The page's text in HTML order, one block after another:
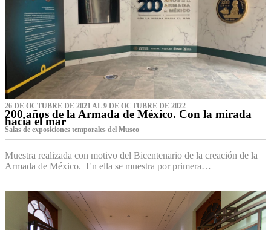
26 DE OCTUBRE DE 2021 AL 9 DE OCTUBRE DE 2022
200 años de la Armada de México. Con la mirada
hacia el mar
Salas de exposiciones temporales del Museo‌
Muestra realizada con motivo del Bicentenario de la creación de la
Armada de México. En ella se muestra por primera…